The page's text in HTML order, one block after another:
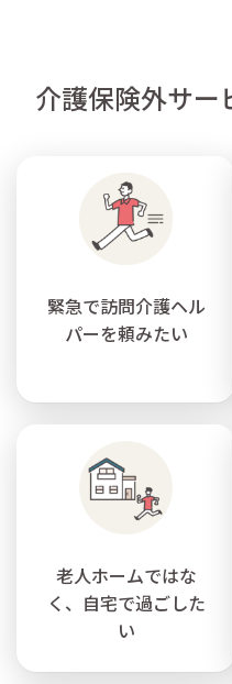
介護保険外サー
緊急で訪問介護ヘル
パーを頼みたい
老人ホームではな
く、自宅で過ごした
い